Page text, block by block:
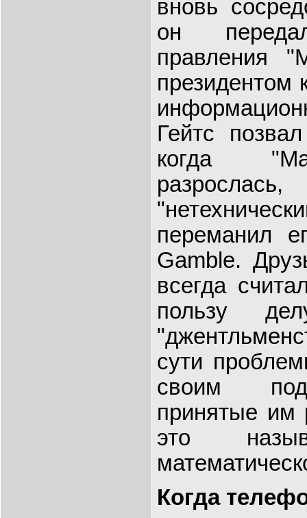
вновь
он
правления
президентом
Гейтс
когда
переманил
Gamble.
всегда
пользу
сути
своим
принятые им
это
Когда